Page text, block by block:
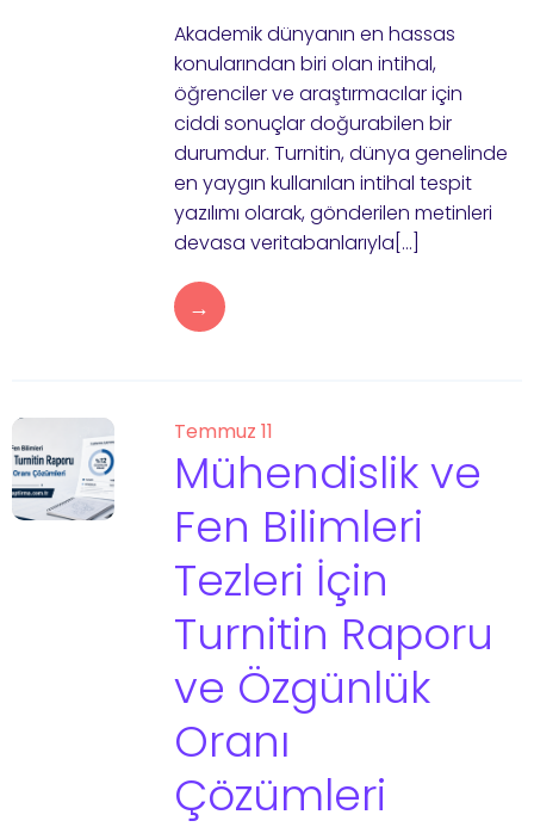
Akademik dünyanın en hassas
konularından biri olan intihal,
öğrenciler ve araştırmacılar için
ciddi sonuçlar doğurabilen bir
durumdur. Turnitin, dünya genelinde
en yaygın kullanılan intihal tespit
yazılımı olarak, gönderilen metinleri
devasa veritabanlarıyla[…]
→
Temmuz 11
Mühendislik ve
Fen Bilimleri
Tezleri İçin
Turnitin Raporu
ve Özgünlük
Oranı
Çözümleri